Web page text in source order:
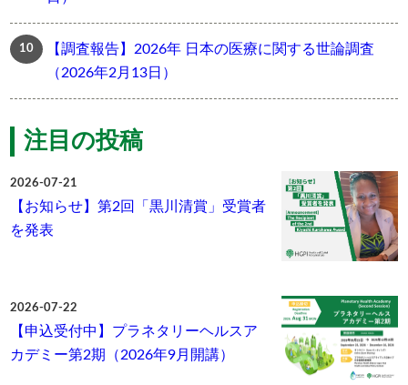
【調査報告】2026年 日本の医療に関する世論調査
（2026年2月13日）
注目の投稿
2026-07-21
【お知らせ】第2回「黒川清賞」受賞者
を発表
2026-07-22
【申込受付中】プラネタリーヘルスア
カデミー第2期（2026年9月開講）